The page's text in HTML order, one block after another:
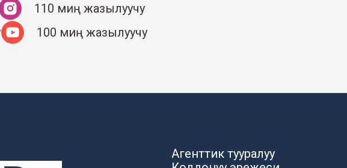
110 миң жазылуучу
100 миң жазылуучу
Агенттик тууралуу